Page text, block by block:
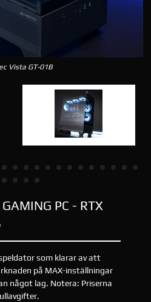
Vista GT-01B
PC - RTX
som klarar av att
på MAX-inställningar
något lag. Notera: Priserna